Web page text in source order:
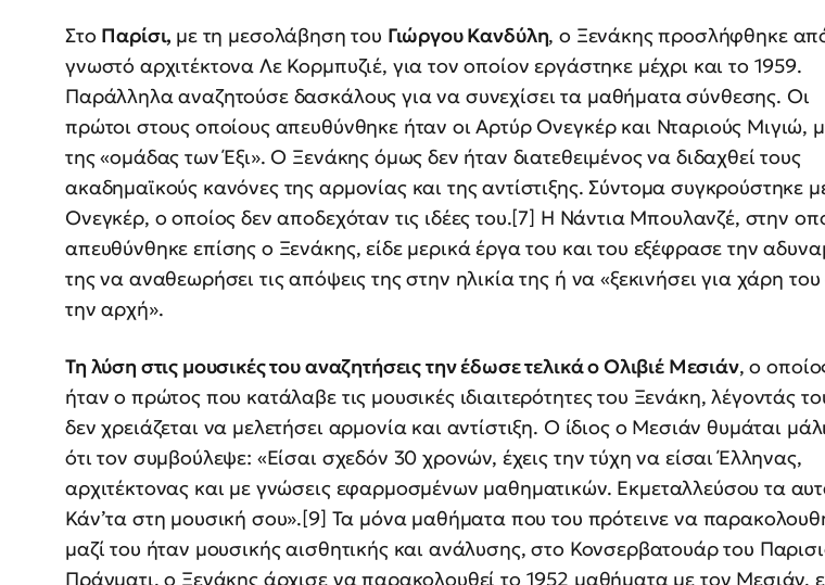
Στο Παρίσι, με τη μεσολάβηση του Γιώργου Κανδύλη, ο Ξενάκης προσλήφθηκε
γνωστό αρχιτέκτονα Λε Κορμπυζιέ, για τον οποίον εργάστηκε μέχρι και το 1959.
Παράλληλα αναζητούσε δασκάλους για να συνεχίσει τα μαθήματα σύνθεσης. Οι
πρώτοι στους οποίους απευθύνθηκε ήταν οι Αρτύρ Ονεγκέρ και Νταριούς Μιγιώ,
της «ομάδας των Έξι». Ο Ξενάκης όμως δεν ήταν διατεθειμένος να διδαχθεί τους
ακαδημαϊκούς κανόνες της αρμονίας και της αντίστιξης. Σύντομα συγκρούστηκε
Ονεγκέρ, ο οποίος δεν αποδεχόταν τις ιδέες του.[7] Η Νάντια Μπουλανζέ, στην
απευθύνθηκε επίσης ο Ξενάκης, είδε μερικά έργα του και του εξέφρασε την
της να αναθεωρήσει τις απόψεις της στην ηλικία της ή να «ξεκινήσει για χάρη
την αρχή».
Τη λύση στις μουσικές του αναζητήσεις την έδωσε τελικά ο Ολιβιέ Μεσιάν, ο
ήταν ο πρώτος που κατάλαβε τις μουσικές ιδιαιτερότητες του Ξενάκη, λέγοντάς
δεν χρειάζεται να μελετήσει αρμονία και αντίστιξη. Ο ίδιος ο Μεσιάν θυμάται
ότι τον συμβούλεψε: «Είσαι σχεδόν 30 χρονών, έχεις την τύχη να είσαι Έλληνας,
αρχιτέκτονας και με γνώσεις εφαρμοσμένων μαθηματικών. Εκμεταλλεύσου τα
Κάν’τα στη μουσική σου».[9] Τα μόνα μαθήματα που του πρότεινε να
μαζί του ήταν μουσικής αισθητικής και ανάλυσης, στο Κονσερβατουάρ του
Πράγματι, ο Ξενάκης άρχισε να παρακολουθεί το 1952 μαθήματα με τον Μεσιάν,